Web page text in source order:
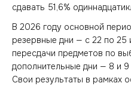
сдавать 51,6%
В 2026 году основной
резервные дни — с 22 по 25
пересдачи предметов по
дополнительные дни — 8 и
Свои результаты в рамках